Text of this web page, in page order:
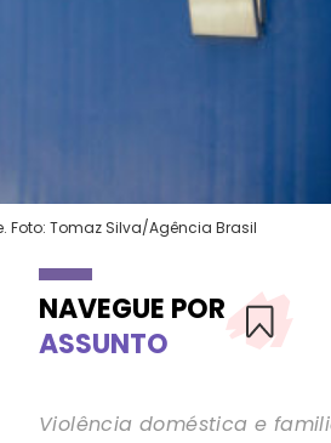
Foto: Tomaz Silva/Agência Brasil
NAVEGUE POR
ASSUNTO
Violência doméstica e